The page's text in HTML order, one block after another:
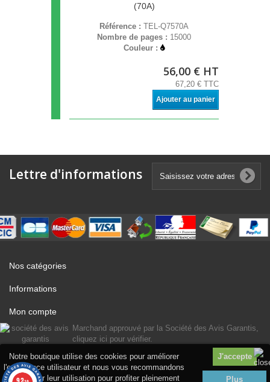
Notre boutique utilise des cookies pour améliorer
l'expérience utilisateur et nous vous recommandons
d'accepter leur utilisation pour profiter pleinement
Plus
(70A)
Référence : TEL-Q7570A
Nombre de pages : 15000
Couleur :
56,00 € HT
67,20 € TTC
Ajouter au panier
Lettre d'informations
Nos catégories
Informations
Mon compte
Marchand approuvé par la Société des Avis Garantis,
cliquez ici pour vérifier.